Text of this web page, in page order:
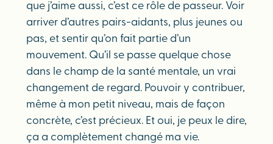
que j’aime aussi, c’est ce rôle de passeur. Voir
arriver d’autres pairs-aidants, plus jeunes ou
pas, et sentir qu’on fait partie d’un
mouvement. Qu’il se passe quelque chose
dans le champ de la santé mentale, un vrai
changement de regard. Pouvoir y contribuer,
même à mon petit niveau, mais de façon
concrète, c’est précieux. Et oui, je peux le dire,
ça a complètement changé ma vie.